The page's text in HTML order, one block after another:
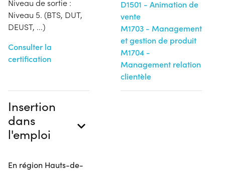
Niveau de sortie :
Niveau 5. (BTS, DUT,
DEUST, ...)
Consulter la
certification
D1501 - Animation de
vente
M1703 - Management
et gestion de produit
M1704 -
Management relation
clientèle
Insertion
dans
l'emploi
En région Hauts-de-